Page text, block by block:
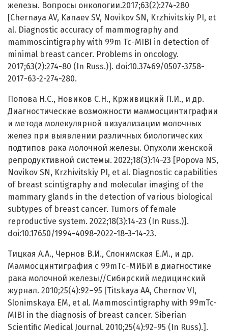
железы. Вопросы онкологии.2017;63(2):274-280
[Chernaya AV, Kanaev SV, Novikov SN, Krzhivitskiy PI, et
al. Diagnostic accuracy of mammography and
mammoscintigraphy with 99m Тс-MIBI in detection of
minimal breast cancer. Problems in oncology.
2017;63(2):274-80 (In Russ.)]. doi:10.37469/0507-3758-
2017-63-2-274-280.
Попова Н.С., Новиков С.Н., Крживицкий П.И., и др.
Диагностические возможности маммосцинтиграфии
и метода молекулярной визуализации молочных
желез при выявлении различных биологических
подтипов рака молочной железы. Опухоли женской
репродуктивной системы. 2022;18(3):14-23 [Popova NS,
Novikov SN, Krzhivitskiy PI, et al. Diagnostic capabilities
of breast scintigraphy and molecular imaging of the
mammary glands in the detection of various biological
subtypes of breast cancer. Tumors of female
reproductive system. 2022;18(3):14-23 (In Russ.)].
doi:10.17650/1994-4098-2022-18-3-14-23.
Тицкая А.А., Чернов В.И., Слонимская Е.М., и др.
Маммосцинтиграфия с 99mTс-МИБИ в диагностике
рака молочной железы//Сибирский медицинский
журнал. 2010;25(4):92–95 [Titskaya AA, Chernov VI,
Slonimskaya EM, et al. Mammoscintigraphy with 99mTc-
MIBI in the diagnosis of breast cancer. Siberian
Scientific Medical Journal. 2010;25(4):92-95 (In Russ).].